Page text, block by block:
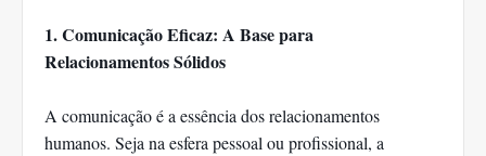
1. Comunicação Eficaz: A Base para
Relacionamentos Sólidos
A comunicação é a essência dos relacionamentos
humanos. Seja na esfera pessoal ou profissional, a